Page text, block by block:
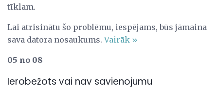
tīklam.
Lai atrisinātu šo problēmu, iespējams, būs jāmaina
sava datora nosaukums.Vairāk »
05 no 08
Ierobežots vai nav savienojumu